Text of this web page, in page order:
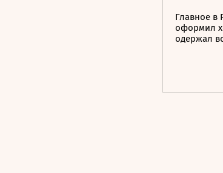
Главное в
оформил
одержал